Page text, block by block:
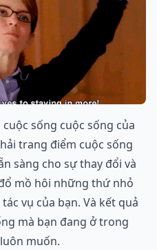
sống cuộc sống của
trang điểm cuộc sống
sàng cho sự thay đổi và
mồ hôi những thứ nhỏ
vụ của bạn. Và kết quả
mà bạn đang ở trong
muốn.